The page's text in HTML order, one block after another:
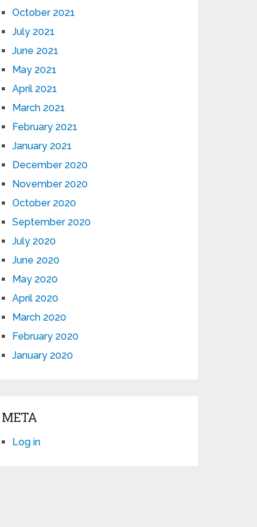
October 2021
July 2021
June 2021
May 2021
April 2021
March 2021
February 2021
January 2021
December 2020
November 2020
October 2020
September 2020
July 2020
June 2020
May 2020
April 2020
March 2020
February 2020
January 2020
META
Log in